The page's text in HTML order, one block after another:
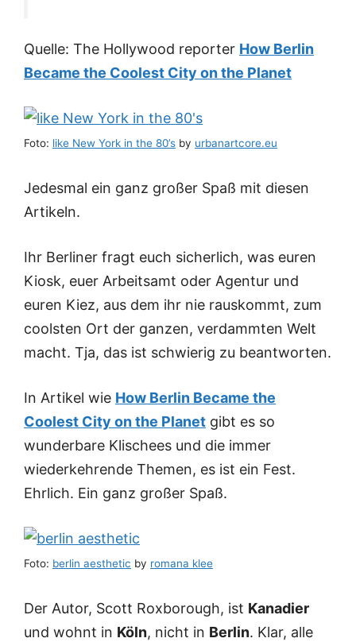
Quelle: The Hollywood reporter How Berlin
Became the Coolest City on the Planet
Foto: like New York in the 80’s by urbanartcore.eu
Jedesmal ein ganz großer Spaß mit diesen
Artikeln.
Ihr Berliner fragt euch sicherlich, was euren
Kiosk, euer Arbeitsamt oder Agentur und
euren Kiez, aus dem ihr nie rauskommt, zum
coolsten Ort der ganzen, verdammten Welt
macht. Tja, das ist schwierig zu beantworten.
In Artikel wie How Berlin Became the
Coolest City on the Planet gibt es so
wunderbare Klischees und die immer
wiederkehrende Themen, es ist ein Fest.
Ehrlich. Ein ganz großer Spaß.
Foto: berlin aesthetic by romana klee
Der Autor, Scott Roxborough, ist Kanadier
und wohnt in Köln, nicht in Berlin. Klar, alle